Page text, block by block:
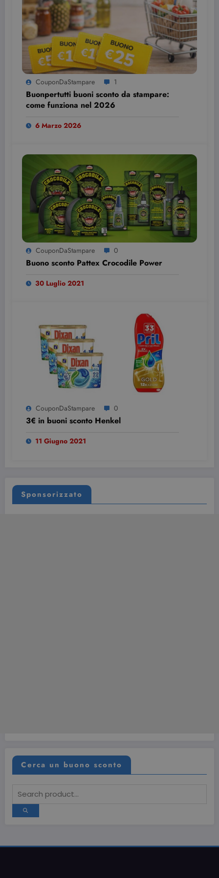
CouponDaStampare 1
Buonpertutti buoni sconto da stampare:
come funziona nel 2026
6 Marzo 2026
CouponDaStampare 0
Buono sconto Pattex Crocodile Power
30 Luglio 2021
CouponDaStampare 0
3€ in buoni sconto Henkel
11 Giugno 2021
Sponsorizzato
Cerca un buono sconto